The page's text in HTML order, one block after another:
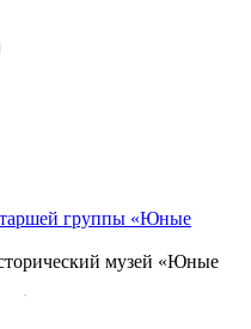
группы «Юные
музей «Юные